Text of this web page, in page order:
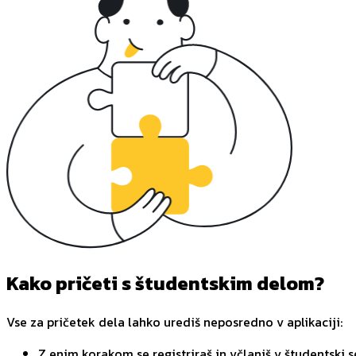
Kako pričeti s študentskim delom?
Vse za pričetek dela lahko urediš neposredno v aplikaciji: